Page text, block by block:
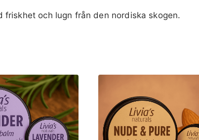
friskhet och lugn från den nordiska skogen.